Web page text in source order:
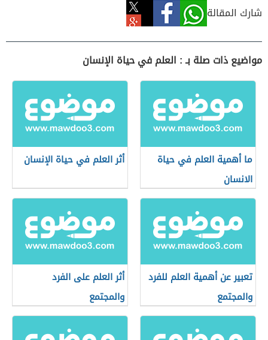
شارك المقالة
مواضيع ذات صلة بـ : العلم في حياة الإنسان
ما أهمية العلم في حياة
الانسان
أثر العلم في حياة الإنسان
تعبير عن أهمية العلم للفرد
والمجتمع
أثر العلم على الفرد
والمجتمع